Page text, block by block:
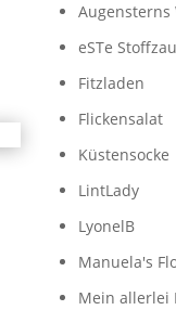
Augensterns
eSTe
Fitzladen
Flickensalat
Küstensocke
LintLady
LyonelB
Manuela's
Mein allerlei